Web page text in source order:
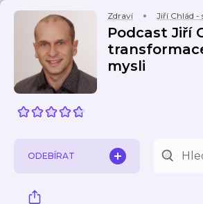
Zdraví Jiří Chlád -
Podcast Jiří
mysli
ODEBÍRAT